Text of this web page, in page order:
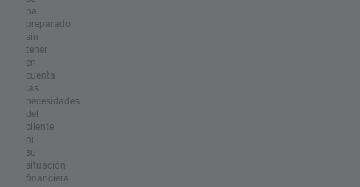
ha
preparado
sin
tener
en
cuenta
las
necesidades
del
cliente
ni
su
situación
financiera